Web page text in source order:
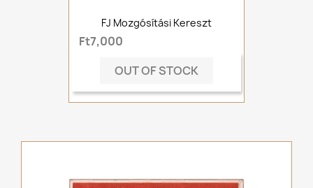
FJ Mozgósítási Kereszt
Ft7,000
OUT OF STOCK